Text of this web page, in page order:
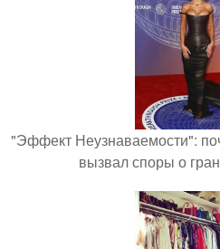
"Эффект Неузнаваемости":
вызвал споры о